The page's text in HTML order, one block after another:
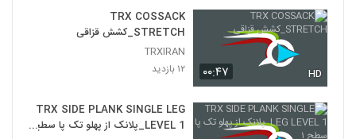
TRX BICEPS CURL SINGLR HAND
26 LEVEL 2_جلو بازو تک دست سطح ۲
۱۵ بازدید
۰۰:۴۷ HD
TRX COSSACK
STRETCH_کشش قزاقی
TRXIRAN
۱۲ بازدید
TRX SIDE PLANK SINGLE LEG
LEVEL 1_پلانک از پهلو تک پا سطح